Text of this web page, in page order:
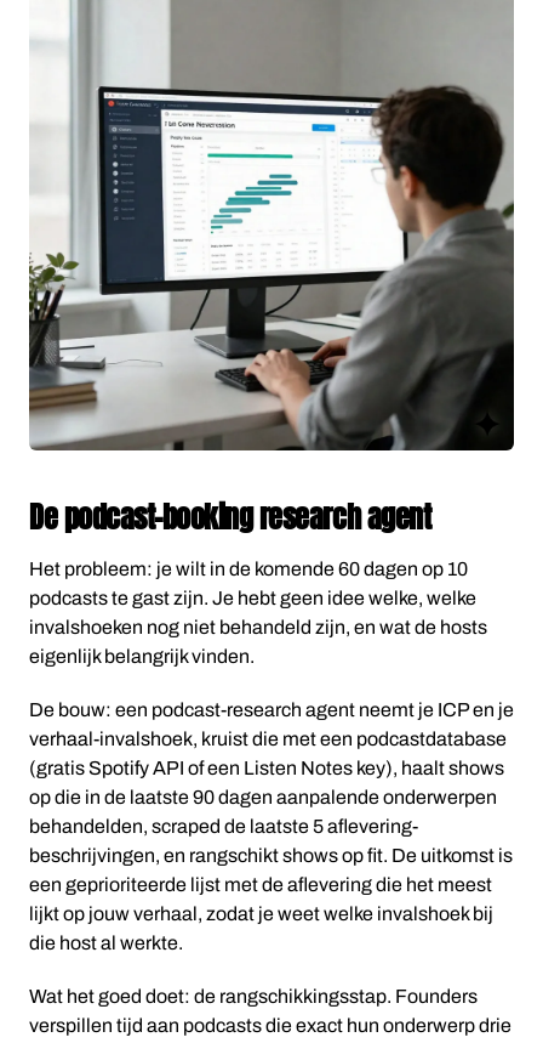
De podcast-booking research agent
Het probleem: je wilt in de komende 60 dagen op 10
podcasts te gast zijn. Je hebt geen idee welke, welke
invalshoeken nog niet behandeld zijn, en wat de hosts
eigenlijk belangrijk vinden.
De bouw: een podcast-research agent neemt je ICP en je
verhaal-invalshoek, kruist die met een podcastdatabase
(gratis Spotify API of een Listen Notes key), haalt shows
op die in de laatste 90 dagen aanpalende onderwerpen
behandelden, scraped de laatste 5 aflevering-
beschrijvingen, en rangschikt shows op fit. De uitkomst is
een geprioriteerde lijst met de aflevering die het meest
lijkt op jouw verhaal, zodat je weet welke invalshoek bij
die host al werkte.
Wat het goed doet: de rangschikkingsstap. Founders
verspillen tijd aan podcasts die exact hun onderwerp drie